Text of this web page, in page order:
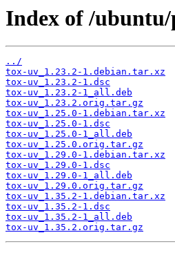
Index of /
../
tox-uv_1.23.2-1.debian.tar.xz
tox-uv_1.23.2-1.dsc
tox-uv_1.23.2-1_all.deb
tox-uv_1.23.2.orig.tar.gz
tox-uv_1.25.0-1.debian.tar.xz
tox-uv_1.25.0-1.dsc
tox-uv_1.25.0-1_all.deb
tox-uv_1.25.0.orig.tar.gz
tox-uv_1.29.0-1.debian.tar.xz
tox-uv_1.29.0-1.dsc
tox-uv_1.29.0-1_all.deb
tox-uv_1.29.0.orig.tar.gz
tox-uv_1.35.2-1.debian.tar.xz
tox-uv_1.35.2-1.dsc
tox-uv_1.35.2-1_all.deb
tox-uv_1.35.2.orig.tar.gz